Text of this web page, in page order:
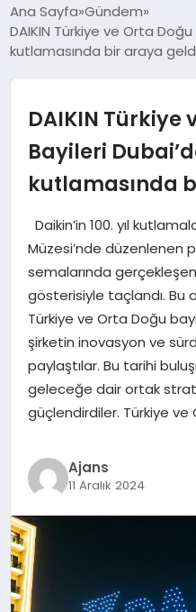
DÜNYA
MAGAZIN
SAĞLIK
SIYASET
SPOR
TEKNOLOJI
YAŞAM
Ana Sayfa Gündem
DAIKIN Türkiye ve Orta Doğu
kutlamasında bir araya
DAIKIN Türkiye
Bayileri
kutlamasında
Daikin’in 100. yıl
Müzesi’nde düzenlenen
semalarında
gösterisiyle taçlandı. Bu
Türkiye ve Orta Doğu
şirketin inovasyon ve
paylaştılar. Bu tarihi
geleceğe dair ortak
güçlendirdiler. Türkiye ve
Ajans
11 Aralık 2024